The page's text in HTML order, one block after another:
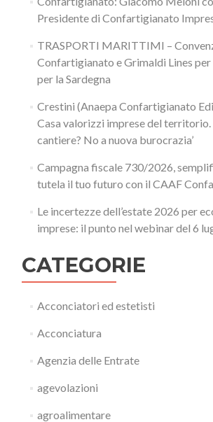
Presidente di Confartigianato
TRASPORTI MARITTIMI –
Confartigianato e Grimaldi Lines
per la Sardegna
Crestini (Anaepa Confartigianato
Casa valorizzi imprese del territorio.
cantiere? No a nuova burocrazia’
Campagna fiscale 730/2026,
tutela il tuo futuro con il CAAF
Le incertezze dell’estate 2026 per
imprese: il punto nel webinar del 6
CATEGORIE
Acconciatori ed estetisti
Acconciatura
Agenzia delle Entrate
agevolazioni
agroalimentare